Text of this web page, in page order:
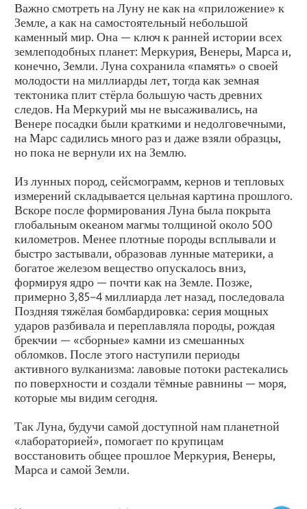
Важно смотреть на Луну не как на «приложение» к
Земле, а как на самостоятельный небольшой
каменный мир. Она — ключ к ранней истории всех
землеподобных планет: Меркурия, Венеры, Марса и,
конечно, Земли. Луна сохранила «память» о своей
молодости на миллиарды лет, тогда как земная
тектоника плит стёрла большую часть древних
следов. На Меркурий мы не высаживались, на
Венере посадки были краткими и недолговечными,
на Марс садились много раз и даже взяли образцы,
но пока не вернули их на Землю.
Из лунных пород, сейсмограмм, кернов и тепловых
измерений складывается цельная картина прошлого.
Вскоре после формирования Луна была покрыта
глобальным океаном магмы толщиной около 500
километров. Менее плотные породы всплывали и
быстро застывали, образовав лунные материки, а
богатое железом вещество опускалось вниз,
формируя ядро — почти как на Земле. Позже,
примерно 3,85–4 миллиарда лет назад, последовала
Поздняя тяжёлая бомбардировка: серия мощных
ударов разбивала и переплавляла породы, рождая
брекчии — «сборные» камни из смешанных
обломков. После этого наступили периоды
активного вулканизма: лавовые потоки растекались
по поверхности и создали тёмные равнины — моря,
которые мы видим сегодня.
Так Луна, будучи самой доступной нам планетной
«лабораторией», помогает по крупицам
восстановить общее прошлое Меркурия, Венеры,
Марса и самой Земли.